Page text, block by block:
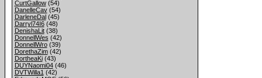
CurtGallow(54)
DanelleCav(54)
DarleneDal(45)
Darryl74I6(48)
DenishaLit(38)
DonnellWes (42)
DonnellWro(39)
DorethaZim(42)
DortheaKi(43)
DUYNaomi04(46)
DVTWilla1 (42)